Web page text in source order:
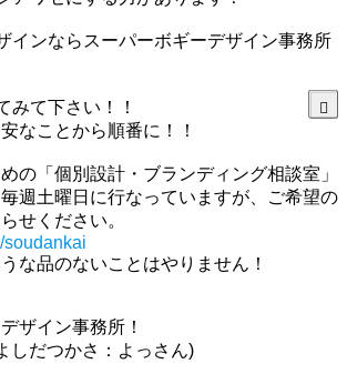
インならスーパーボギーデザイン事務所
みて下さい！！
なことから順番に！！
の「個別設計・ブランディング相談室」
週土曜日に行なっていますが、ご希望の
せください。
soudankai
な品のないことはやりません！
ザイン事務所！
しだつかさ：よっさん)